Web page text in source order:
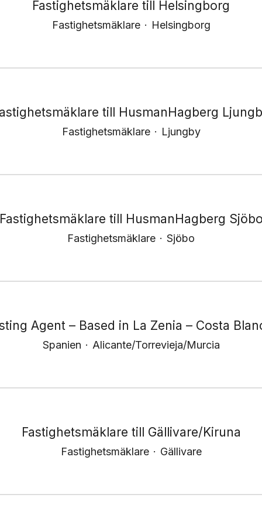
Fastighetsmäklare till Helsingborg
Fastighetsmäklare · Helsingborg
till HusmanHagberg
Fastighetsmäklare · Ljungby
till HusmanHagberg
Fastighetsmäklare · Sjöbo
Agent – Based in La Zenia – Costa
Spanien · Alicante/Torrevieja/Murcia
Fastighetsmäklare till Gällivare/Kiruna
Fastighetsmäklare · Gällivare